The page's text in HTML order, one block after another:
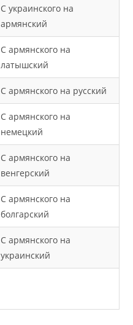
С украинского на
армянский
С армянского на
латышский
С армянского на русский
С армянского на
немецкий
С армянского на
венгерский
С армянского на
болгарский
С армянского на
украинский